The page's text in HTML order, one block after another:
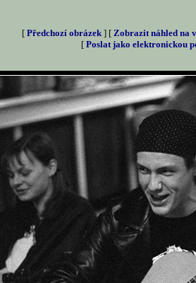
[ Předchozí obrázek ] [ Zobrazit náhled na
[ Poslat jako elektronickou